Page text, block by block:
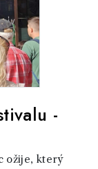
-
ožije, který